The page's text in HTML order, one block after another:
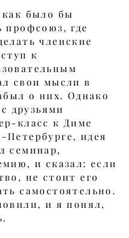
было бы
профсоюз, где
членские
к
свои мысли в
о них. Однако
друзьями
класс к Диме
идея
семинар,
и сказал: если
не стоит его
самостоятельно.
и я понял,